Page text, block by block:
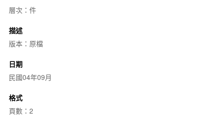
層次：件
描述
版本：原檔
日期
民國04年09月
格式
頁數：2